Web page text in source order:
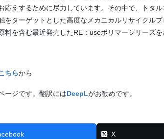
応えするために尽力しています。その中で、トタ
をターゲットとした高度なメカニカルリサイクル
料を含む最近発売したRE：useポリマーシリーズを
ちらから
ージです。翻訳にはDeepLがお勧めです。
X